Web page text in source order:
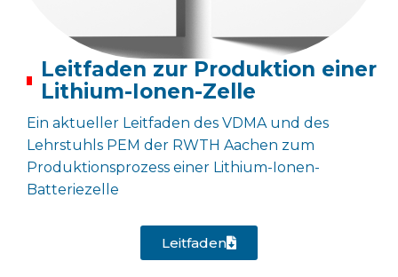
Leitfaden zur Produktion einer
Lithium-Ionen-Zelle
Ein aktueller Leitfaden des VDMA und des
Lehrstuhls PEM der RWTH Aachen zum
Produktionsprozess einer Lithium-Ionen-
Batteriezelle
Leitfaden